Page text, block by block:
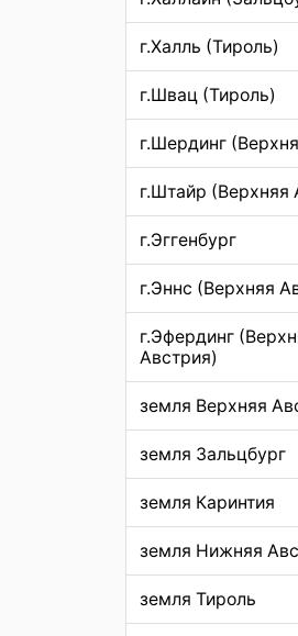
г.Халль (Тироль)
г.Швац (Тироль)
г.Шердинг
г.Штайр (Верхняя
г.Эггенбург
г.Эннс (Верхняя
г.Эфердинг
Австрия)
земля Верхняя
земля Зальцбург
земля Каринтия
земля Нижняя
земля Тироль